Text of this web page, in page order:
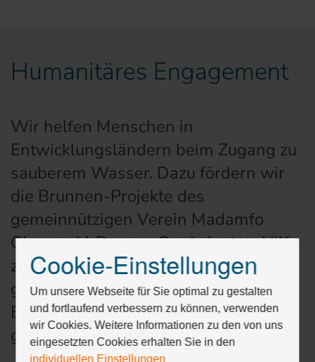
Humanitäres Engagement
Wir helfen Menschen in
Entwicklungsländern beim Zugang zu
sauberem Wasser. Dazu fördern wir
die Brunnen-Projekte des
gemeinnützigen Verein Madamfo
Ghana e.V. Dessen Credo lautet „Hilfe
zur Selbsthilfe”. Was einfach klingt,
gestaltet sich in den
Entwicklungsländern oftmals als
große Herausforderung.
Drücken
Sie
Tab,
um
durch
die
Optionen
Cookie-Einstellungen
Um unsere Webseite für Sie optimal zu gestalten
und fortlaufend verbessern zu können, verwenden
wir Cookies. Weitere Informationen zu den von uns
eingesetzten Cookies erhalten Sie in den
individuellen Einstellungen